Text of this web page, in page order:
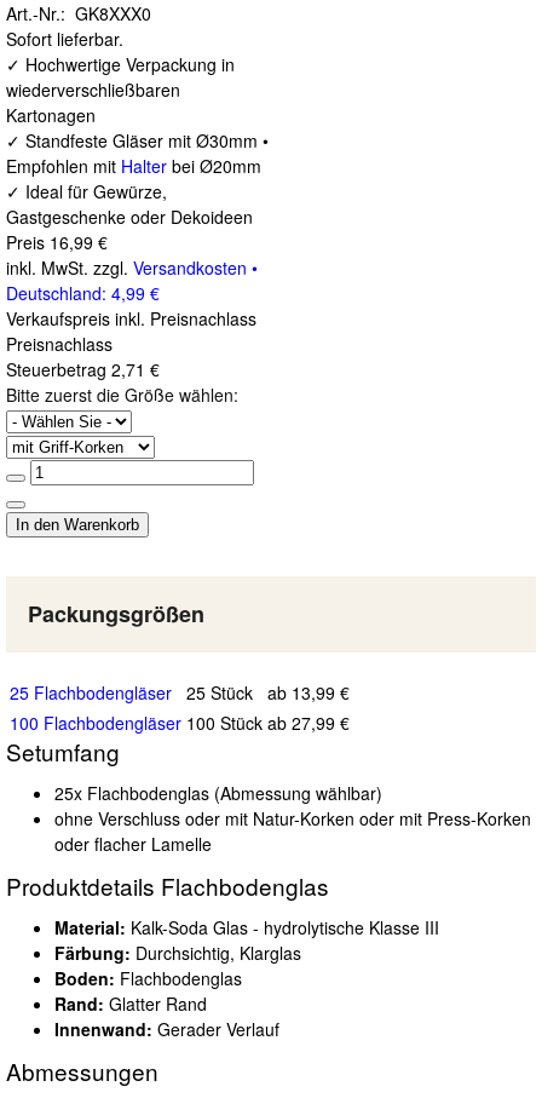
Art.-Nr.: GK8XXX0
Sofort lieferbar.
✓ Hochwertige Verpackung in
wiederverschließbaren
Kartonagen
✓ Standfeste Gläser mit Ø30mm •
Empfohlen mit Halter bei Ø20mm
✓ Ideal für Gewürze,
Gastgeschenke oder Dekoideen
Preis 16,99 €
inkl. MwSt. zzgl. Versandkosten •
Deutschland: 4,99 €
Verkaufspreis inkl. Preisnachlass
Preisnachlass
Steuerbetrag 2,71 €
Bitte zuerst die Größe wählen:
Packungsgrößen
25 Flachbodengläser 25 Stück ab 13,99 €
100 Flachbodengläser 100 Stück ab 27,99 €
Setumfang
25x Flachbodenglas (Abmessung wählbar)
ohne Verschluss oder mit Natur-Korken oder mit Press-Korken
oder flacher Lamelle
Produktdetails Flachbodenglas
Material: Kalk-Soda Glas - hydrolytische Klasse III
Färbung: Durchsichtig, Klarglas
Boden: Flachbodenglas
Rand: Glatter Rand
Innenwand: Gerader Verlauf
Abmessungen